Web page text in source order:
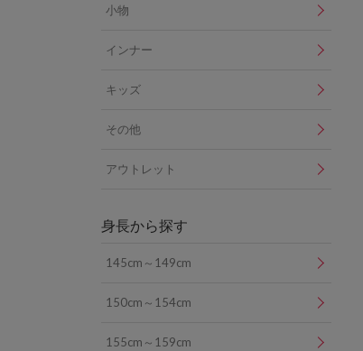
小物
インナー
キッズ
その他
アウトレット
身長から探す
145cm～149cm
150cm～154cm
155cm～159cm